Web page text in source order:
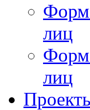
лиц
лиц